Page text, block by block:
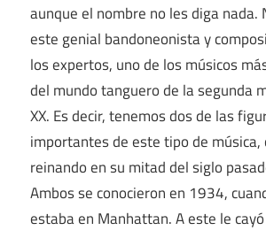
aunque el nombre no les diga nada.
este genial bandoneonista y
los expertos, uno de los músicos
del mundo tanguero de la segunda
XX. Es decir, tenemos dos de las
importantes de este tipo de música,
reinando en su mitad del siglo
Ambos se conocieron en 1934,
estaba en Manhattan. A este le